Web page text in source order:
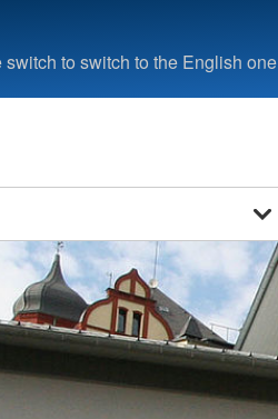
to switch to the English one